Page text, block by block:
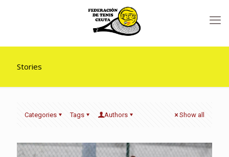
Stories
Categories Tags Authors Show all